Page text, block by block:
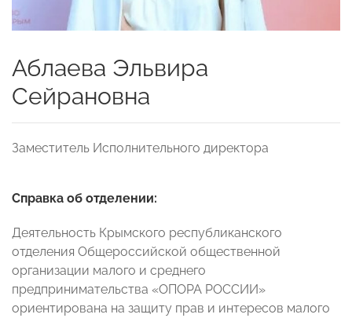
Аблаева Эльвира
Сейрановна
Заместитель Исполнительного директора
Cправка об отделении:
Деятельность Крымского республиканского
отделения Общероссийской общественной
организации малого и среднего
предпринимательства «ОПОРА РОССИИ»
ориентирована на защиту прав и интересов малого